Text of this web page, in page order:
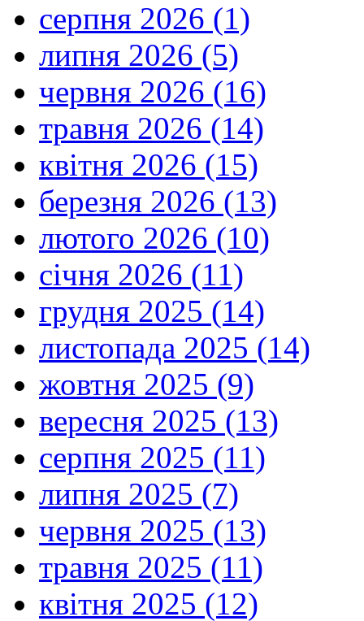
серпня 2026 (1)
липня 2026 (5)
червня 2026 (16)
травня 2026 (14)
квітня 2026 (15)
березня 2026 (13)
лютого 2026 (10)
січня 2026 (11)
грудня 2025 (14)
листопада 2025 (14)
жовтня 2025 (9)
вересня 2025 (13)
серпня 2025 (11)
липня 2025 (7)
червня 2025 (13)
травня 2025 (11)
квітня 2025 (12)